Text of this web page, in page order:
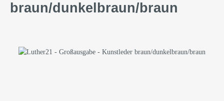
braun/dunkelbraun/braun